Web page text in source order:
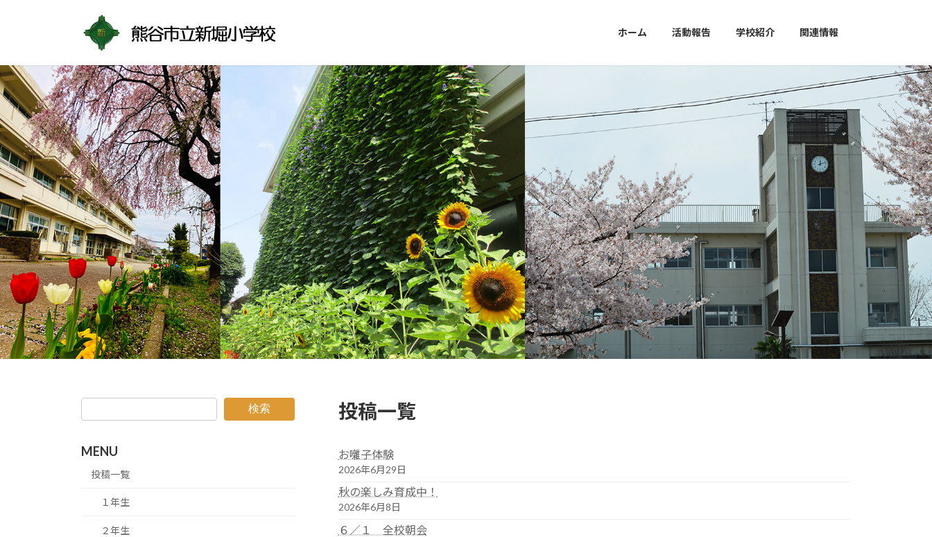
ツ
へ
ス
キ
ッ
プ
シ
ョ
ン
に
移
動
ホーム 活動報告 学校紹介 関連情報
投稿一覧
お囃子体験
2026年6月29日
秋の楽しみ育成中！
2026年6月8日
６／１ 全校朝会
検索
MENU
投稿一覧
１年生
２年生